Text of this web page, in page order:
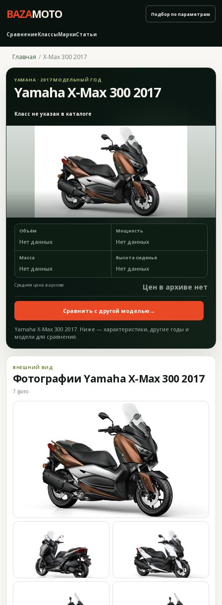
BAZAMOTO
СравнениеКлассыМаркиСтатьи
Подбор по параметрам
Главная X-Max 300 2017
YAMAHA · 2017 МОДЕЛЬНЫЙ ГОД
Yamaha X-Max 300 2017
Класс не указан в каталоге
Объём
Нет данных
Мощность
Нет данных
Масса
Нет данных
Высота сиденья
Нет данных
Средняя цена в архиве Цен в архиве нет
Сравнить с другой моделью →
Yamaha X-Max 300 2017. Ниже — характеристики, другие годы и
модели для сравнения.
ВНЕШНИЙ ВИД
Фотографии Yamaha X-Max 300 2017
7 фото